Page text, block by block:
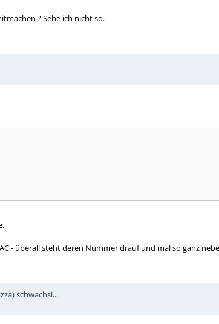
? Sehe ich nicht so.
- überall steht deren Nummer drauf und mal so ganz
schwachsi...